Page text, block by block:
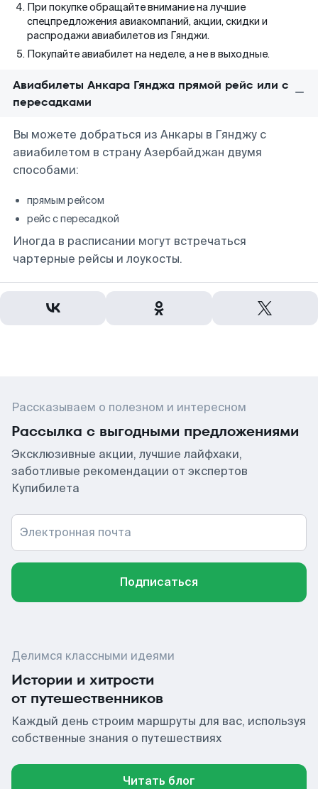
При покупке обращайте внимание на лучшие
спецпредложения авиакомпаний, акции, скидки и
распродажи авиабилетов из Гянджи.
Покупайте авиабилет на неделе, а не в выходные.
Авиабилеты Анкара Гянджа прямой рейс или с
пересадками
Вы можете добраться из Анкары в Гянджу с
авиабилетом в страну Азербайджан двумя
способами:
прямым рейсом
рейс с пересадкой
Иногда в расписании могут встречаться
чартерные рейсы и лоукосты.
Рассказываем о полезном и интересном
Рассылка с выгодными предложениями
Эксклюзивные акции, лучшие лайфхаки,
заботливые рекомендации от экспертов
Купибилета
Электронная почта
Подписаться
Делимся классными идеями
Истории и хитрости
от путешественников
Каждый день строим маршруты для вас, используя
собственные знания о путешествиях
Читать блог